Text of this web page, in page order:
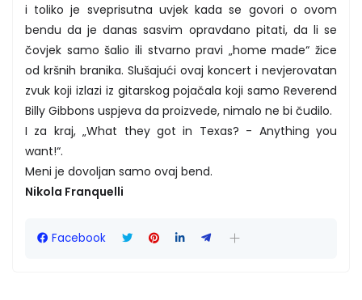
i toliko je sveprisutna uvjek kada se govori o ovom
bendu da je danas sasvim opravdano pitati, da li se
čovjek samo šalio ili stvarno pravi „home made“ žice
od kršnih branika. Slušajući ovaj koncert i nevjerovatan
zvuk koji izlazi iz gitarskog pojačala koji samo Reverend
Billy Gibbons uspjeva da proizvede, nimalo ne bi čudilo.
I za kraj, „What they got in Texas? - Anything you
want!“.
Meni je dovoljan samo ovaj bend.
Nikola Franquelli
Facebook